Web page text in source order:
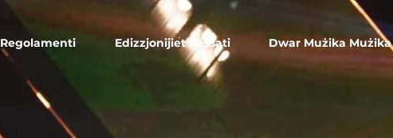
Regolamenti Edizzjonijiet Passati Dwar Mużika Mużika